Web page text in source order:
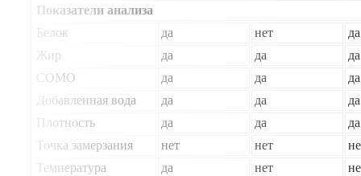
Показатели анализа
Белок
да нет
да
Жир
да да
да
СОМО
да да
да
Добавленная вода
да да
да
Плотность
да да
да
Точка замерзания
нет нет
Температура
да нет